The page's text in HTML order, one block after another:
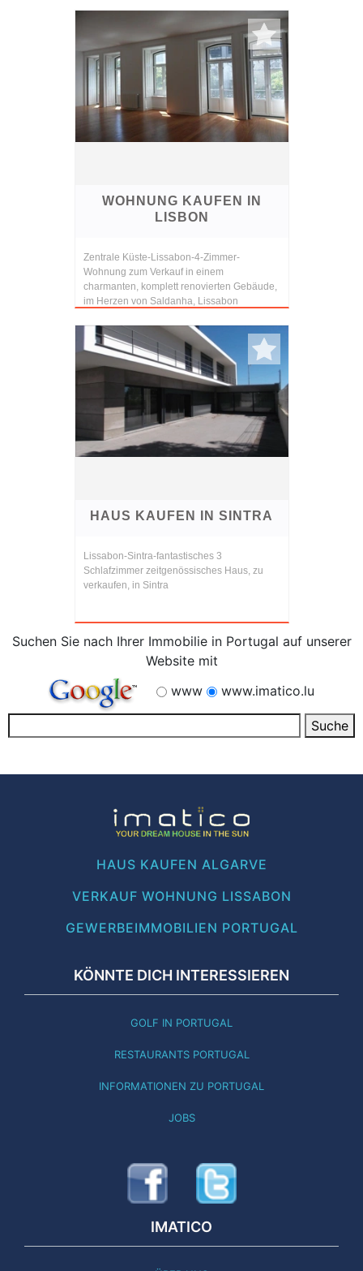
WOHNUNG KAUFEN IN
LISBON
Zentrale Küste-Lissabon-4-Zimmer-
Wohnung zum Verkauf in einem
charmanten, komplett renovierten Gebäude,
im Herzen von Saldanha, Lissabon
HAUS KAUFEN IN SINTRA
Lissabon-Sintra-fantastisches 3
Schlafzimmer zeitgenössisches Haus, zu
verkaufen, in Sintra
Suchen Sie nach Ihrer Immobilie in Portugal auf unserer
Website mit
www
www.imatico.lu
HAUS KAUFEN ALGARVE
VERKAUF WOHNUNG LISSABON
GEWERBEIMMOBILIEN PORTUGAL
KÖNNTE DICH INTERESSIEREN
GOLF IN PORTUGAL
RESTAURANTS PORTUGAL
INFORMATIONEN ZU PORTUGAL
JOBS
IMATICO